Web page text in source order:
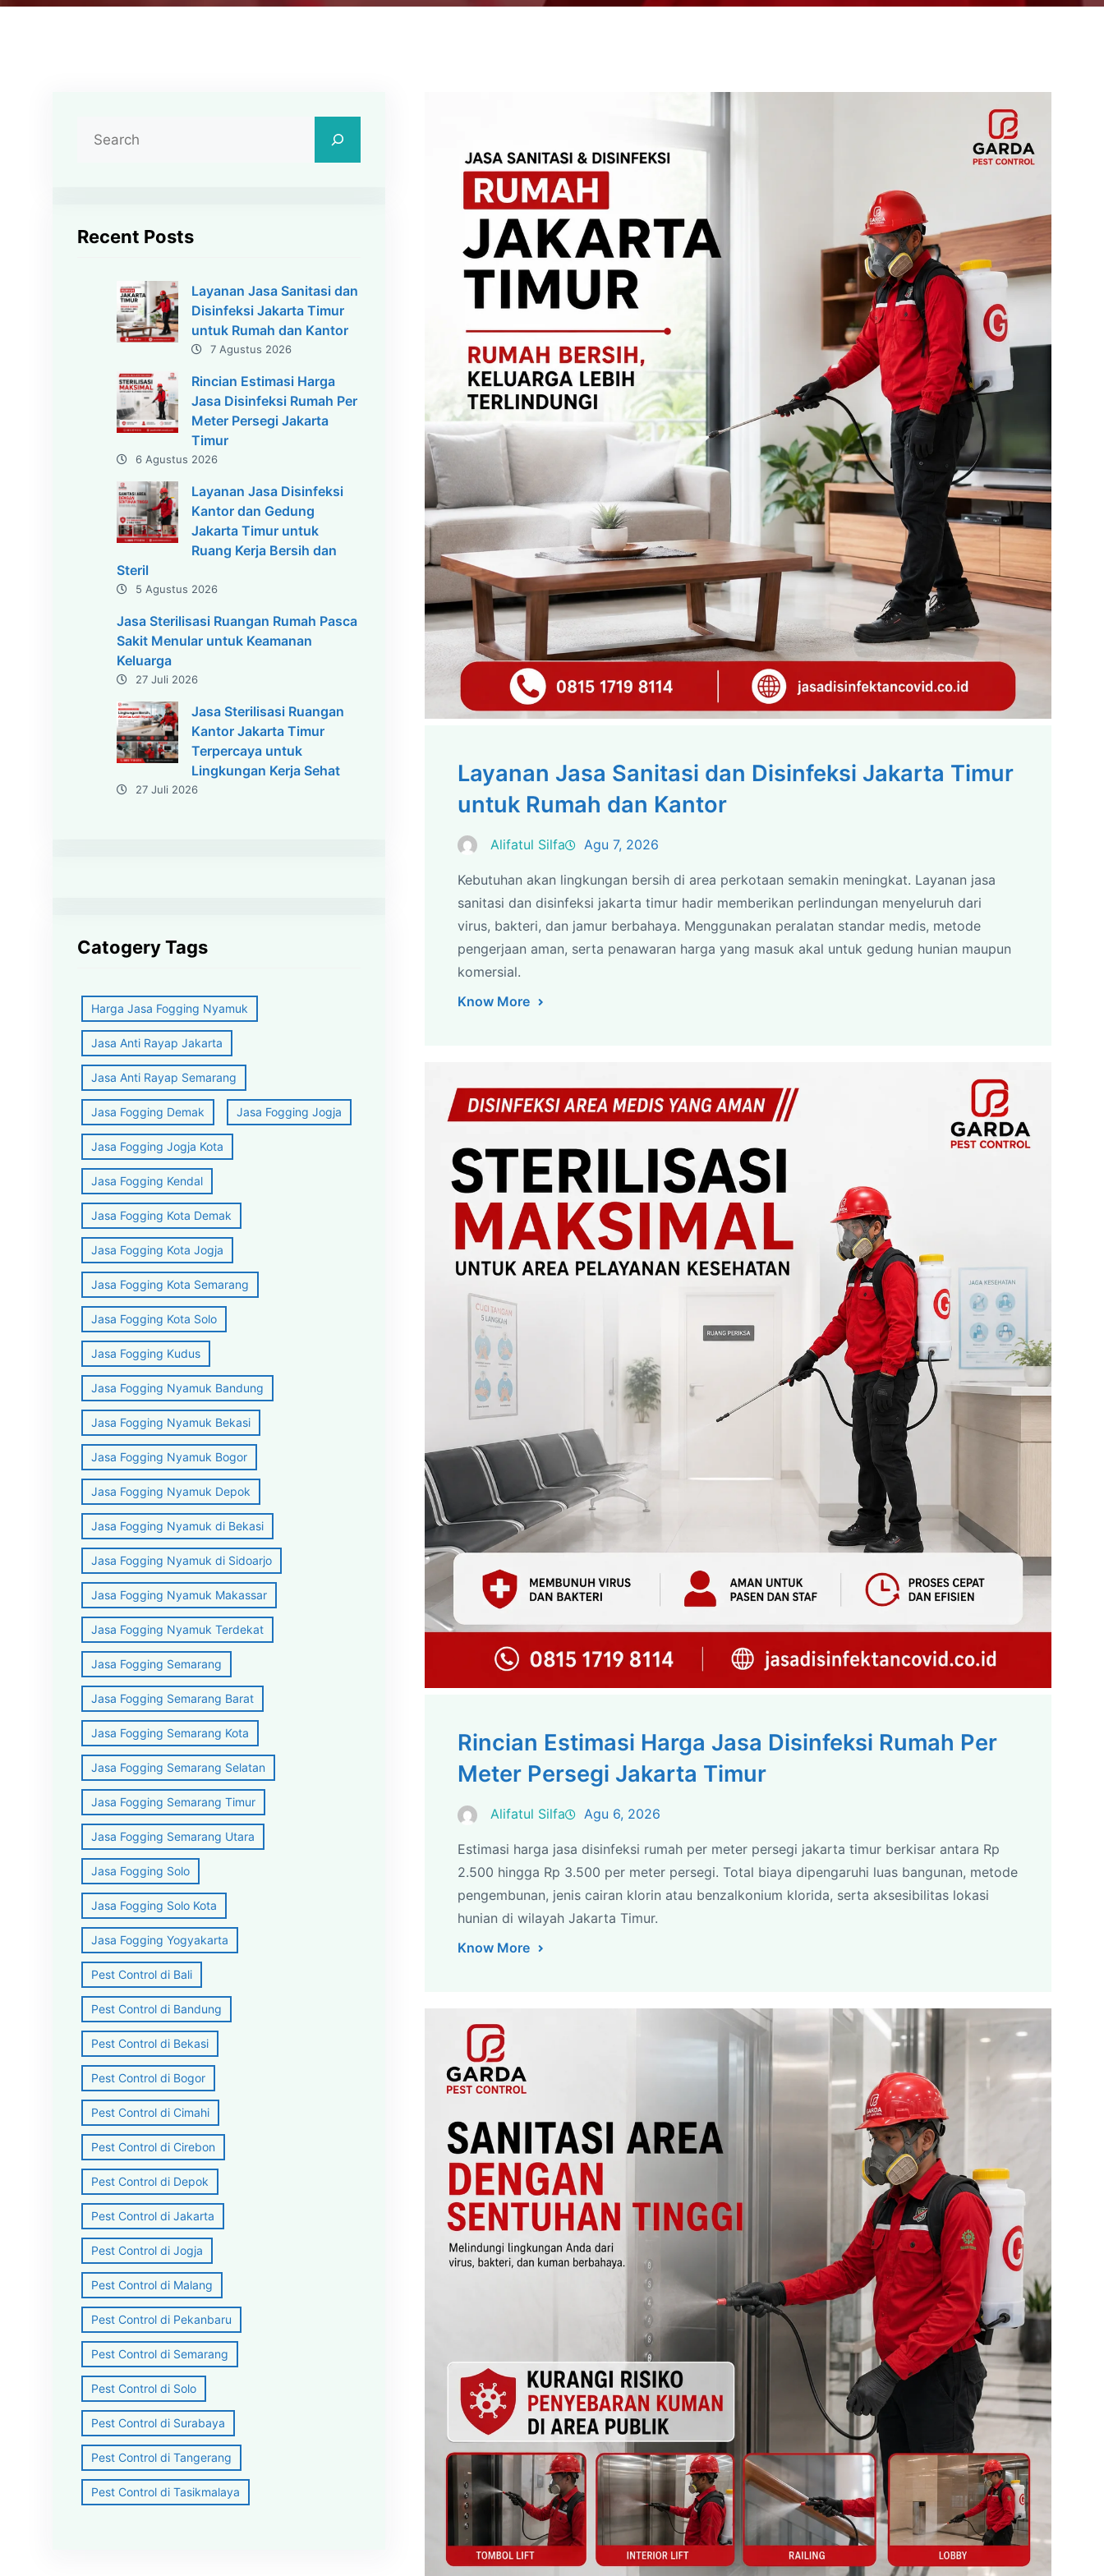
Recent Posts
Layanan Jasa Sanitasi dan
Disinfeksi Jakarta Timur
untuk Rumah dan Kantor
7 Agustus 2026
Rincian Estimasi Harga
Jasa Disinfeksi Rumah Per
Meter Persegi Jakarta
Timur
6 Agustus 2026
Layanan Jasa Disinfeksi
Kantor dan Gedung
Jakarta Timur untuk
Ruang Kerja Bersih dan
Steril
5 Agustus 2026
Jasa Sterilisasi Ruangan Rumah Pasca
Sakit Menular untuk Keamanan
Keluarga
27 Juli 2026
Jasa Sterilisasi Ruangan
Kantor Jakarta Timur
Terpercaya untuk
Lingkungan Kerja Sehat
27 Juli 2026
Catogery Tags
Harga Jasa Fogging Nyamuk
Jasa Anti Rayap Jakarta
Jasa Anti Rayap Semarang
Jasa Fogging Demak Jasa Fogging Jogja
Jasa Fogging Jogja Kota
Jasa Fogging Kendal
Jasa Fogging Kota Demak
Jasa Fogging Kota Jogja
Jasa Fogging Kota Semarang
Jasa Fogging Kota Solo
Jasa Fogging Kudus
Jasa Fogging Nyamuk Bandung
Jasa Fogging Nyamuk Bekasi
Jasa Fogging Nyamuk Bogor
Jasa Fogging Nyamuk Depok
Jasa Fogging Nyamuk di Bekasi
Jasa Fogging Nyamuk di Sidoarjo
Jasa Fogging Nyamuk Makassar
Jasa Fogging Nyamuk Terdekat
Jasa Fogging Semarang
Jasa Fogging Semarang Barat
Jasa Fogging Semarang Kota
Jasa Fogging Semarang Selatan
Jasa Fogging Semarang Timur
Jasa Fogging Semarang Utara
Jasa Fogging Solo
Jasa Fogging Solo Kota
Jasa Fogging Yogyakarta
Pest Control di Bali
Pest Control di Bandung
Pest Control di Bekasi
Pest Control di Bogor
Pest Control di Cimahi
Pest Control di Cirebon
Pest Control di Depok
Pest Control di Jakarta
Pest Control di Jogja
Pest Control di Malang
Pest Control di Pekanbaru
Pest Control di Semarang
Pest Control di Solo
Pest Control di Surabaya
Pest Control di Tangerang
Pest Control di Tasikmalaya
Layanan Jasa Sanitasi dan Disinfeksi Jakarta Timur
untuk Rumah dan Kantor
Alifatul Silfa Agu 7, 2026
Kebutuhan akan lingkungan bersih di area perkotaan semakin meningkat. Layanan jasa
sanitasi dan disinfeksi jakarta timur hadir memberikan perlindungan menyeluruh dari
virus, bakteri, dan jamur berbahaya. Menggunakan peralatan standar medis, metode
pengerjaan aman, serta penawaran harga yang masuk akal untuk gedung hunian maupun
komersial.
Know More
Rincian Estimasi Harga Jasa Disinfeksi Rumah Per
Meter Persegi Jakarta Timur
Alifatul Silfa Agu 6, 2026
Estimasi harga jasa disinfeksi rumah per meter persegi jakarta timur berkisar antara Rp
2.500 hingga Rp 3.500 per meter persegi. Total biaya dipengaruhi luas bangunan, metode
pengembunan, jenis cairan klorin atau benzalkonium klorida, serta aksesibilitas lokasi
hunian di wilayah Jakarta Timur.
Know More